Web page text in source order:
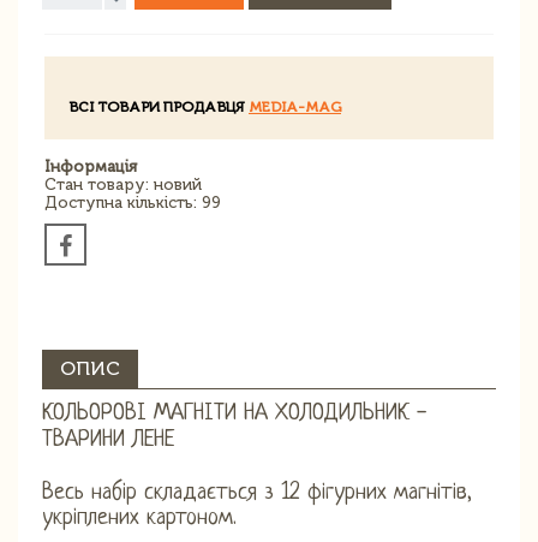
ВСІ ТОВАРИ ПРОДАВЦЯ MEDIA-MAG
Інформація
Стан товару: новий
Доступна кількість: 99
ОПИС
КОЛЬОРОВІ МАГНІТИ НА ХОЛОДИЛЬНИК -
ТВАРИНИ ЛЕНЕ
Весь набір складається з 12 фігурних магнітів,
укріплених картоном.